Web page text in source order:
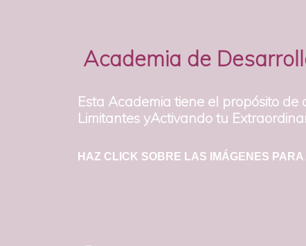
Academia de
Esta Academia tiene el propósito
Limitantes yActivando tu
HAZ CLICK SOBRE LAS IMÁGENES